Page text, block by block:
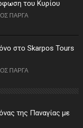
του Κυρίου
ΠΑΡΓΑ
στο Skarpos Tours
ΠΑΡΓΑ
της Παναγίας με